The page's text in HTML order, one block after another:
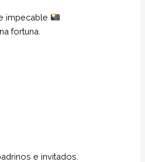
impecable
fortuna.
e invitados.